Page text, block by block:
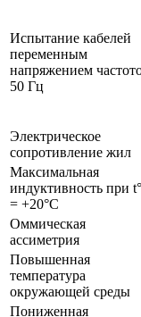
Испытание кабелей
переменным
напряжением
50 Гц
Электрическое
сопротивление жил
Максимальная
индуктивность при t°
= +20°C
Оммическая
ассиметрия
Повышенная
температура
окружающей среды
Пониженная